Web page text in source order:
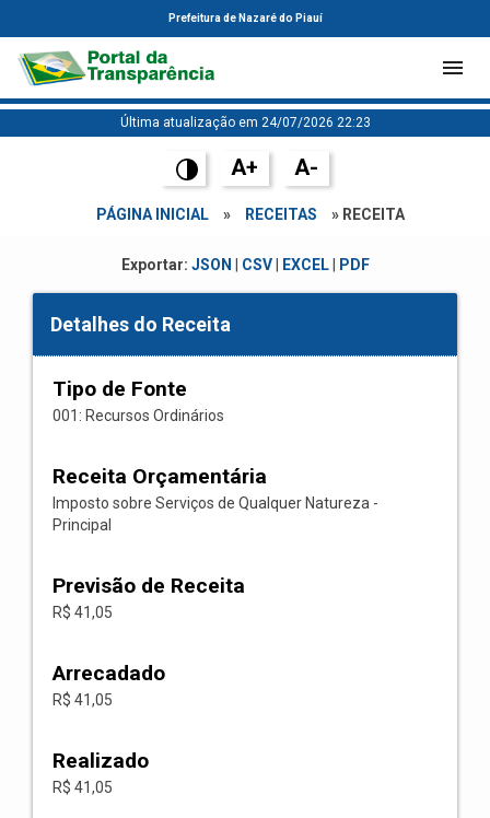
Prefeitura de Nazaré do Piauí
Última atualização em 24/07/2026 22:23
A+ A-
PÁGINA INICIAL » RECEITAS » RECEITA
Exportar: JSON CSV| EXCEL| PDF
Detalhes do Receita
Tipo de Fonte
001: Recursos Ordinários
Receita Orçamentária
Imposto sobre Serviços de Qualquer Natureza -
Principal
Previsão de Receita
R$ 41,05
Arrecadado
R$ 41,05
Realizado
R$ 41,05